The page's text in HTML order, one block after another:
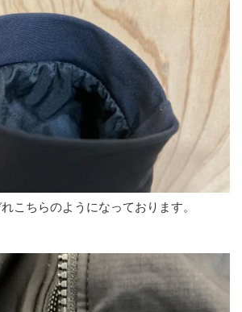
こちらのようになっております。